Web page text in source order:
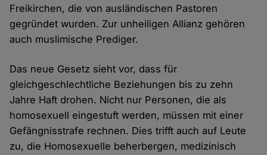
Freikirchen, die von ausländischen Pastoren
gegründet wurden. Zur unheiligen Allianz gehören
auch muslimische Prediger.
Das neue Gesetz sieht vor, dass für
gleichgeschlechtliche Beziehungen bis zu zehn
Jahre Haft drohen. Nicht nur Personen, die als
homosexuell eingestuft werden, müssen mit einer
Gefängnisstrafe rechnen. Dies trifft auch auf Leute
zu, die Homosexuelle beherbergen, medizinisch